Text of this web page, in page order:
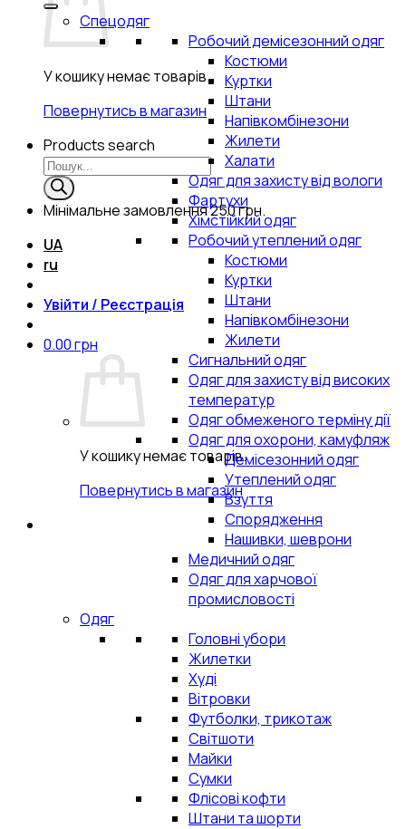
У кошику немає товарів.
Повернутись в магазин
Products search
Мінімальне замовлення250 грн.
UA
ru
Увійти / Реєстрація
0.00грн
У кошику немає товарів.
Повернутись в магазин
Спецодяг
Робочий демісезонний одяг
Костюми
Куртки
Штани
Напівкомбінезони
Жилети
Халати
Одяг для захисту від вологи
Фартухи
Хімстійкий одяг
Робочий утеплений одяг
Костюми
Куртки
Штани
Напівкомбінезони
Жилети
Сигнальний одяг
Одяг для захисту від високих
температур
Одяг обмеженого терміну дії
Одяг для охорони, камуфляж
Демісезонний одяг
Утеплений одяг
Взуття
Спорядження
Нашивки, шеврони
Медичний одяг
Одяг для харчової
промисловості
Одяг
Головні убори
Жилетки
Худі
Вітровки
Футболки, трикотаж
Світшоти
Майки
Сумки
Флісові кофти
Штани та шорти